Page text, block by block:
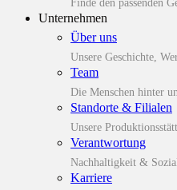
Finde den passenden
Unternehmen
Über uns
Unsere Geschichte,
Team
Die Menschen hinter
Standorte & Filialen
Unsere
Verantwortung
Nachhaltigkeit &
Karriere